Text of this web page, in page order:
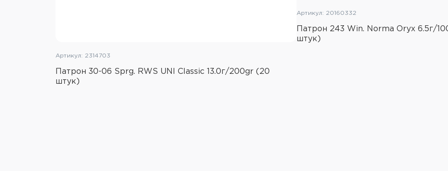
Артикул: 2314703
Патрон 30-06 Sprg. RWS UNI Classic 13.0г/200gr (20
штук)
Артикул: 20160332
Патрон 243 Win. Norma Oryx 6.5г/
штук)